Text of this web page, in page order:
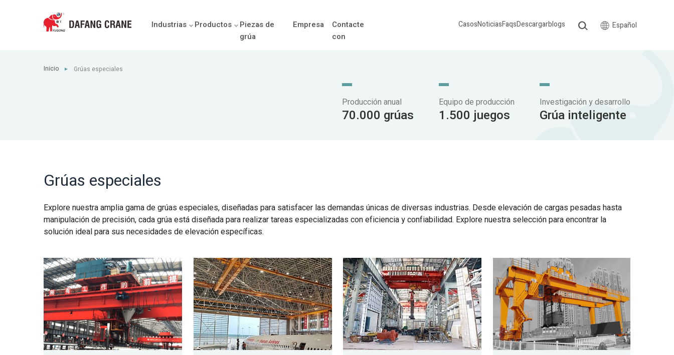
Industrias Productos
Piezas de
grúa
Empresa
Contacte
con
CasosNoticiasFaqsDescargarblogs Español
Inicio ► Grúas especiales
Producción anual
70.000 grúas
Equipo de producción
1.500 juegos
Investigación y desarrollo
Grúa inteligente
Grúas especiales
Explore nuestra amplia gama de grúas especiales, diseñadas para satisfacer las demandas únicas de diversas industrias. Desde elevación de cargas pesadas hasta
manipulación de precisión, cada grúa está diseñada para realizar tareas especializadas con eficiencia y confiabilidad. Explore nuestra selección para encontrar la
solución ideal para sus necesidades de elevación específicas.